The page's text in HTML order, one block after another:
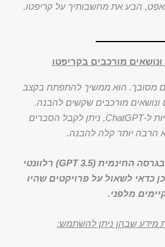
הבע את מחשבותיך על קריפטו.
מורכבים בקריפטו
מסובך. הוא ממשיך להתפתח בקצב
ונושאים מורכבים שקשים להבנה.
בעזרת הנחיות ספציפיות ל-ChatGPT, ניתן לקבל הסברים
הרבה יותר קלה להבנה.
חשוב לזכור – המידע בגרסה החינמית (GPT 3.5) רלוונטי
2021, לכן כדאי לשאול על פרויקטים שהיו
מלפני.
מידע שבהן ניתן להשתמש: